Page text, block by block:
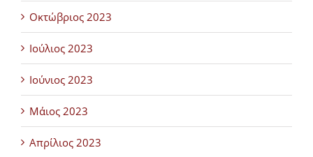
Οκτώβριος 2023
Ιούλιος 2023
Ιούνιος 2023
Μάιος 2023
Απρίλιος 2023